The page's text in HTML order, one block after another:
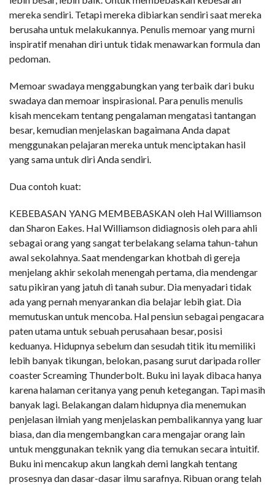
mereka sendiri. Tetapi mereka dibiarkan sendiri saat mereka
berusaha untuk melakukannya. Penulis memoar yang murni
inspiratif menahan diri untuk tidak menawarkan formula dan
pedoman.
Memoar swadaya menggabungkan yang terbaik dari buku
swadaya dan memoar inspirasional. Para penulis menulis
kisah mencekam tentang pengalaman mengatasi tantangan
besar, kemudian menjelaskan bagaimana Anda dapat
menggunakan pelajaran mereka untuk menciptakan hasil
yang sama untuk diri Anda sendiri.
Dua contoh kuat:
KEBEBASAN YANG MEMBEBASKAN oleh Hal Williamson
dan Sharon Eakes. Hal Williamson didiagnosis oleh para ahli
sebagai orang yang sangat terbelakang selama tahun-tahun
awal sekolahnya. Saat mendengarkan khotbah di gereja
menjelang akhir sekolah menengah pertama, dia mendengar
satu pikiran yang jatuh di tanah subur. Dia menyadari tidak
ada yang pernah menyarankan dia belajar lebih giat. Dia
memutuskan untuk mencoba. Hal pensiun sebagai pengacara
paten utama untuk sebuah perusahaan besar, posisi
keduanya. Hidupnya sebelum dan sesudah titik itu memiliki
lebih banyak tikungan, belokan, pasang surut daripada roller
coaster Screaming Thunderbolt. Buku ini layak dibaca hanya
karena halaman ceritanya yang penuh ketegangan. Tapi masih
banyak lagi. Belakangan dalam hidupnya dia menemukan
penjelasan ilmiah yang menjelaskan pembalikannya yang luar
biasa, dan dia mengembangkan cara mengajar orang lain
untuk menggunakan teknik yang dia temukan secara intuitif.
Buku ini mencakup akun langkah demi langkah tentang
prosesnya dan dasar-dasar ilmu sarafnya. Ribuan orang telah